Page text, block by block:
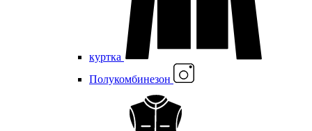
куртка
Полукомбинезон